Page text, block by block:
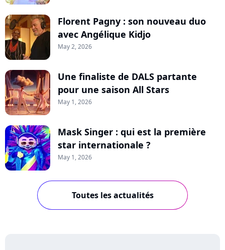
Florent Pagny : son nouveau duo
avec Angélique Kidjo
May 2, 2026
Une finaliste de DALS partante
pour une saison All Stars
May 1, 2026
Mask Singer : qui est la première
star internationale ?
May 1, 2026
Toutes les actualités